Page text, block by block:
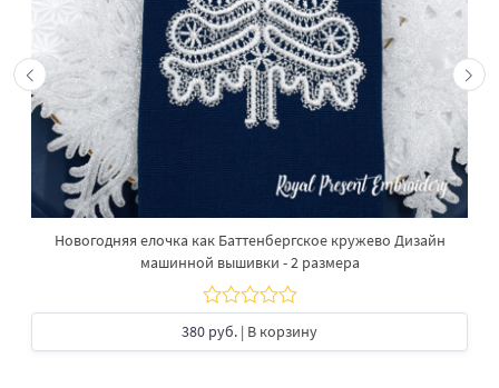
Новогодняя елочка как Баттенбергское кружево Дизайн
машинной вышивки - 2 размера
380 руб. | В корзину